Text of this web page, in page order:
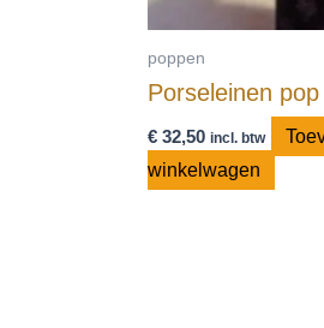
poppen
Porseleinen pop
€ 32,50 incl. btw
winkelwagen